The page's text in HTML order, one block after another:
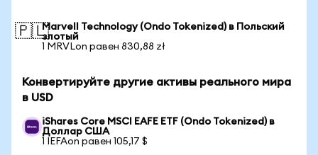
🇵🇱Marvell Technology (Ondo Tokenized) в Польский
злотый
1 MRVLon равен 830,88 zł
Конвертируйте другие активы реального мира
в USD
iShares Core MSCI EAFE ETF (Ondo Tokenized) в
Доллар США
1 IEFAon равен 105,17 $